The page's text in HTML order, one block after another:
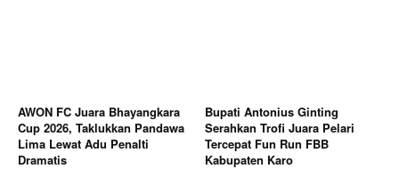
AWON FC Juara Bhayangkara
Cup 2026, Taklukkan Pandawa
Lima Lewat Adu Penalti
Dramatis
Bupati Antonius Ginting
Serahkan Trofi Juara Pelari
Tercepat Fun Run FBB
Kabupaten Karo